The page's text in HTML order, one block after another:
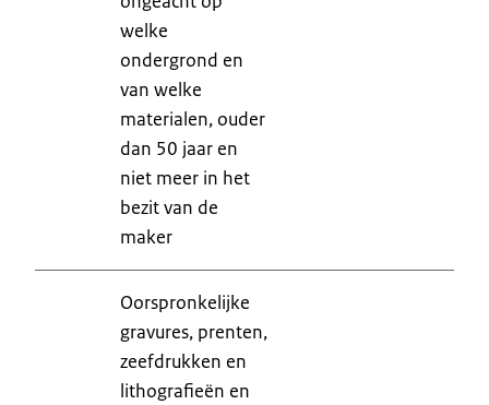
welke
ondergrond en
van welke
materialen, ouder
dan 50 jaar en
niet meer in het
bezit van de
maker
Oorspronkelijke
gravures, prenten,
zeefdrukken en
lithografieën en